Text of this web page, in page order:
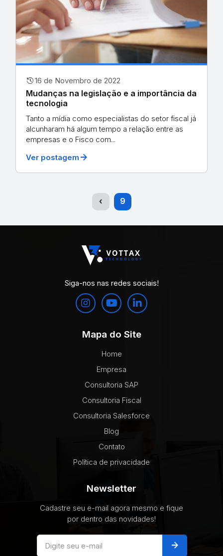
history16 de Novembro de 2022
Mudanças na legislação e a importância da
tecnologia
Tanto a mídia como especialistas do setor fiscal já
alcunharam há algum tempo a relação entre as
empresas e o Fisco com...
Ver postagem arrow_forward
‹ 9(current)
Siga-nos nas redes sociais!
Mapa do Site
Home
Empresa
Consultoria SAP
Consultoria Fiscal
Consultoria Salesforce
Blog
Contato
Política de privacidade
Newsletter
Cadastre seu e-mail agora mesmo e fique
por dentro das novidades!
arrow_forward